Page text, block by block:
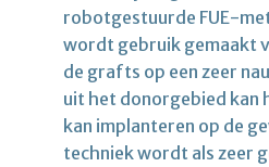
robotgestuurde FUE-
wordt gebruik gemaakt
de grafts op een zeer
uit het donorgebied kan
kan implanteren op de
techniek wordt als zeer